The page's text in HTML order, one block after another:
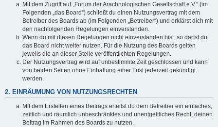
Mit dem Zugriff auf „Forum der Arachnologischen Gesellschaft e.V.“ (im
Folgenden „das Board“) schließt du einen Nutzungsvertrag mit dem
Betreiber des Boards ab (im Folgenden „Betreiber“) und erklärst dich mit
den nachfolgenden Regelungen einverstanden.
Wenn du mit diesen Regelungen nicht einverstanden bist, so darfst du
das Board nicht weiter nutzen. Für die Nutzung des Boards gelten
jeweils die an dieser Stelle veröffentlichten Regelungen.
Der Nutzungsvertrag wird auf unbestimmte Zeit geschlossen und kann
von beiden Seiten ohne Einhaltung einer Frist jederzeit gekündigt
werden.
2. EINRÄUMUNG VON NUTZUNGSRECHTEN
Mit dem Erstellen eines Beitrags erteilst du dem Betreiber ein einfaches,
zeitlich und räumlich unbeschränktes und unentgeltliches Recht, deinen
Beitrag im Rahmen des Boards zu nutzen.